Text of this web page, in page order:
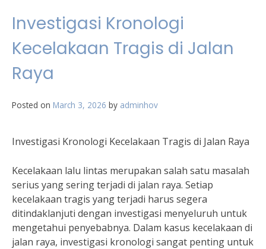
Investigasi Kronologi
Kecelakaan Tragis di Jalan
Raya
Posted on March 3, 2026 by adminhov
Investigasi Kronologi Kecelakaan Tragis di Jalan Raya
Kecelakaan lalu lintas merupakan salah satu masalah
serius yang sering terjadi di jalan raya. Setiap
kecelakaan tragis yang terjadi harus segera
ditindaklanjuti dengan investigasi menyeluruh untuk
mengetahui penyebabnya. Dalam kasus kecelakaan di
jalan raya, investigasi kronologi sangat penting untuk